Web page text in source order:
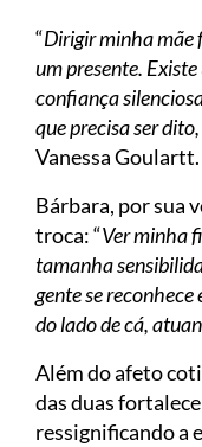
“Dirigir minha mãe
um presente.
confiança
que precisa ser
Vanessa Goulartt.
Bárbara, por sua
troca: “Ver minha
tamanha
gente se
do lado de cá,
Além do afeto
das duas
ressignificando a